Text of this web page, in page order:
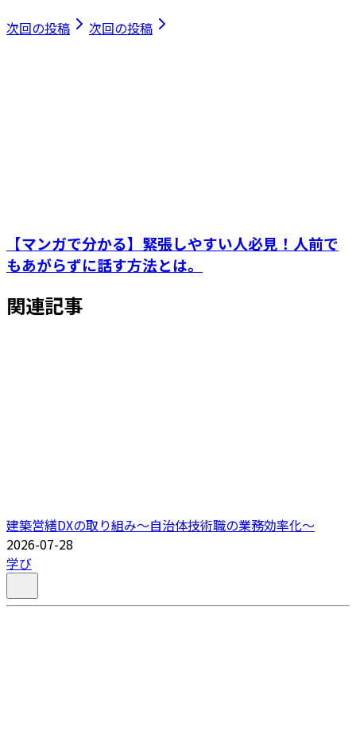
次回の投稿 次回の投稿
【マンガで分かる】緊張しやすい人必見！人前で
もあがらずに話す方法とは。
関連記事
建築営繕DXの取り組み～自治体技術職の業務効率化～
2026-07-28
学び